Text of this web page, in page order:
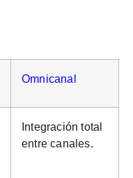
Omnicanal
Integración total
entre canales.